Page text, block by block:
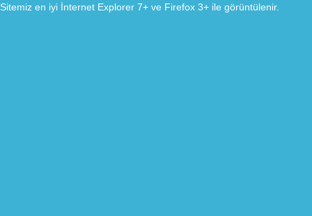
Sitemiz en iyi İnternet Explorer 7+ ve Firefox 3+ ile görüntülenir.